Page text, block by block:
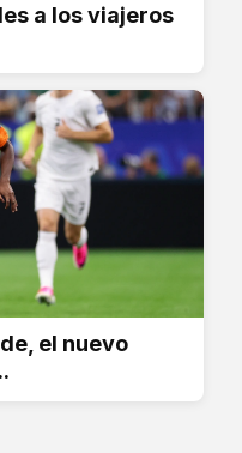
a los viajeros
el nuevo